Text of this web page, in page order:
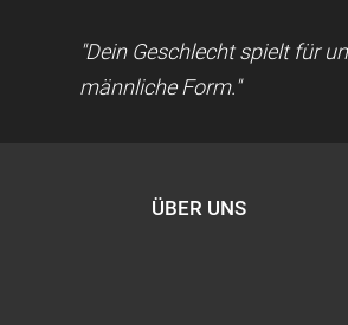
"Dein Geschlecht spielt für
männliche Form."
ÜBER UNS